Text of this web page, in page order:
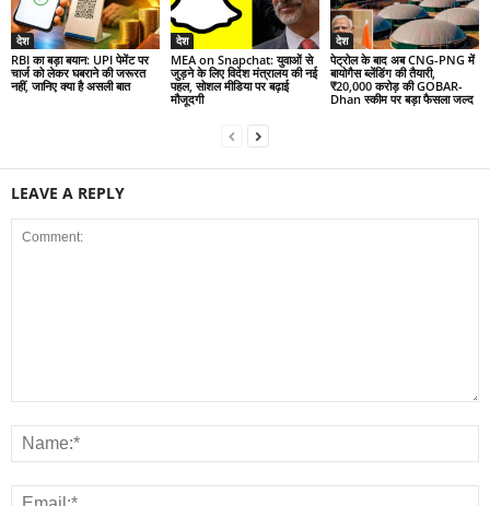
देश
RBI का बड़ा बयान: UPI पेमेंट पर
चार्ज को लेकर घबराने की जरूरत
नहीं, जानिए क्या है असली बात
देश
MEA on Snapchat: युवाओं से
जुड़ने के लिए विदेश मंत्रालय की नई
पहल, सोशल मीडिया पर बढ़ाई
मौजूदगी
देश
पेट्रोल के बाद अब CNG-PNG में
बायोगैस ब्लेंडिंग की तैयारी,
₹20,000 करोड़ की GOBAR-
Dhan स्कीम पर बड़ा फैसला जल्द
LEAVE A REPLY